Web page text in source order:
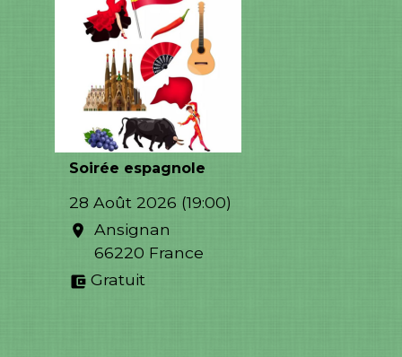
Soirée espagnole
28 Août 2026 (19:00)
location_on Ansignan
66220 France
account_balance_wallet Gratuit